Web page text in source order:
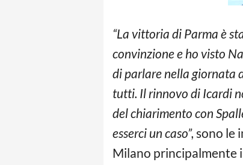
“La vittoria di Parma è
convinzione e ho visto
di parlare nella giornata
tutti. Il rinnovo di Icardi
del chiarimento con
esserci un caso”, sono le
Milano principalmente